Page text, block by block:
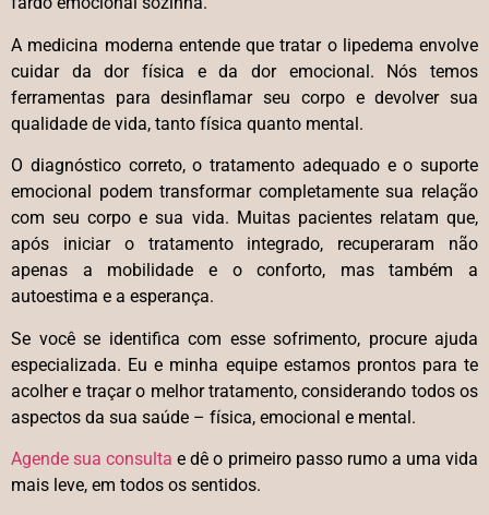
A medicina moderna entende que tratar o lipedema envolve
cuidar da dor física e da dor emocional. Nós temos
ferramentas para desinflamar seu corpo e devolver sua
qualidade de vida, tanto física quanto mental.
O diagnóstico correto, o tratamento adequado e o suporte
emocional podem transformar completamente sua relação
com seu corpo e sua vida. Muitas pacientes relatam que,
após iniciar o tratamento integrado, recuperaram não
apenas a mobilidade e o conforto, mas também a
autoestima e a esperança.
Se você se identifica com esse sofrimento, procure ajuda
especializada. Eu e minha equipe estamos prontos para te
acolher e traçar o melhor tratamento, considerando todos os
aspectos da sua saúde – física, emocional e mental.
Agende sua consulta e dê o primeiro passo rumo a uma vida
mais leve, em todos os sentidos.